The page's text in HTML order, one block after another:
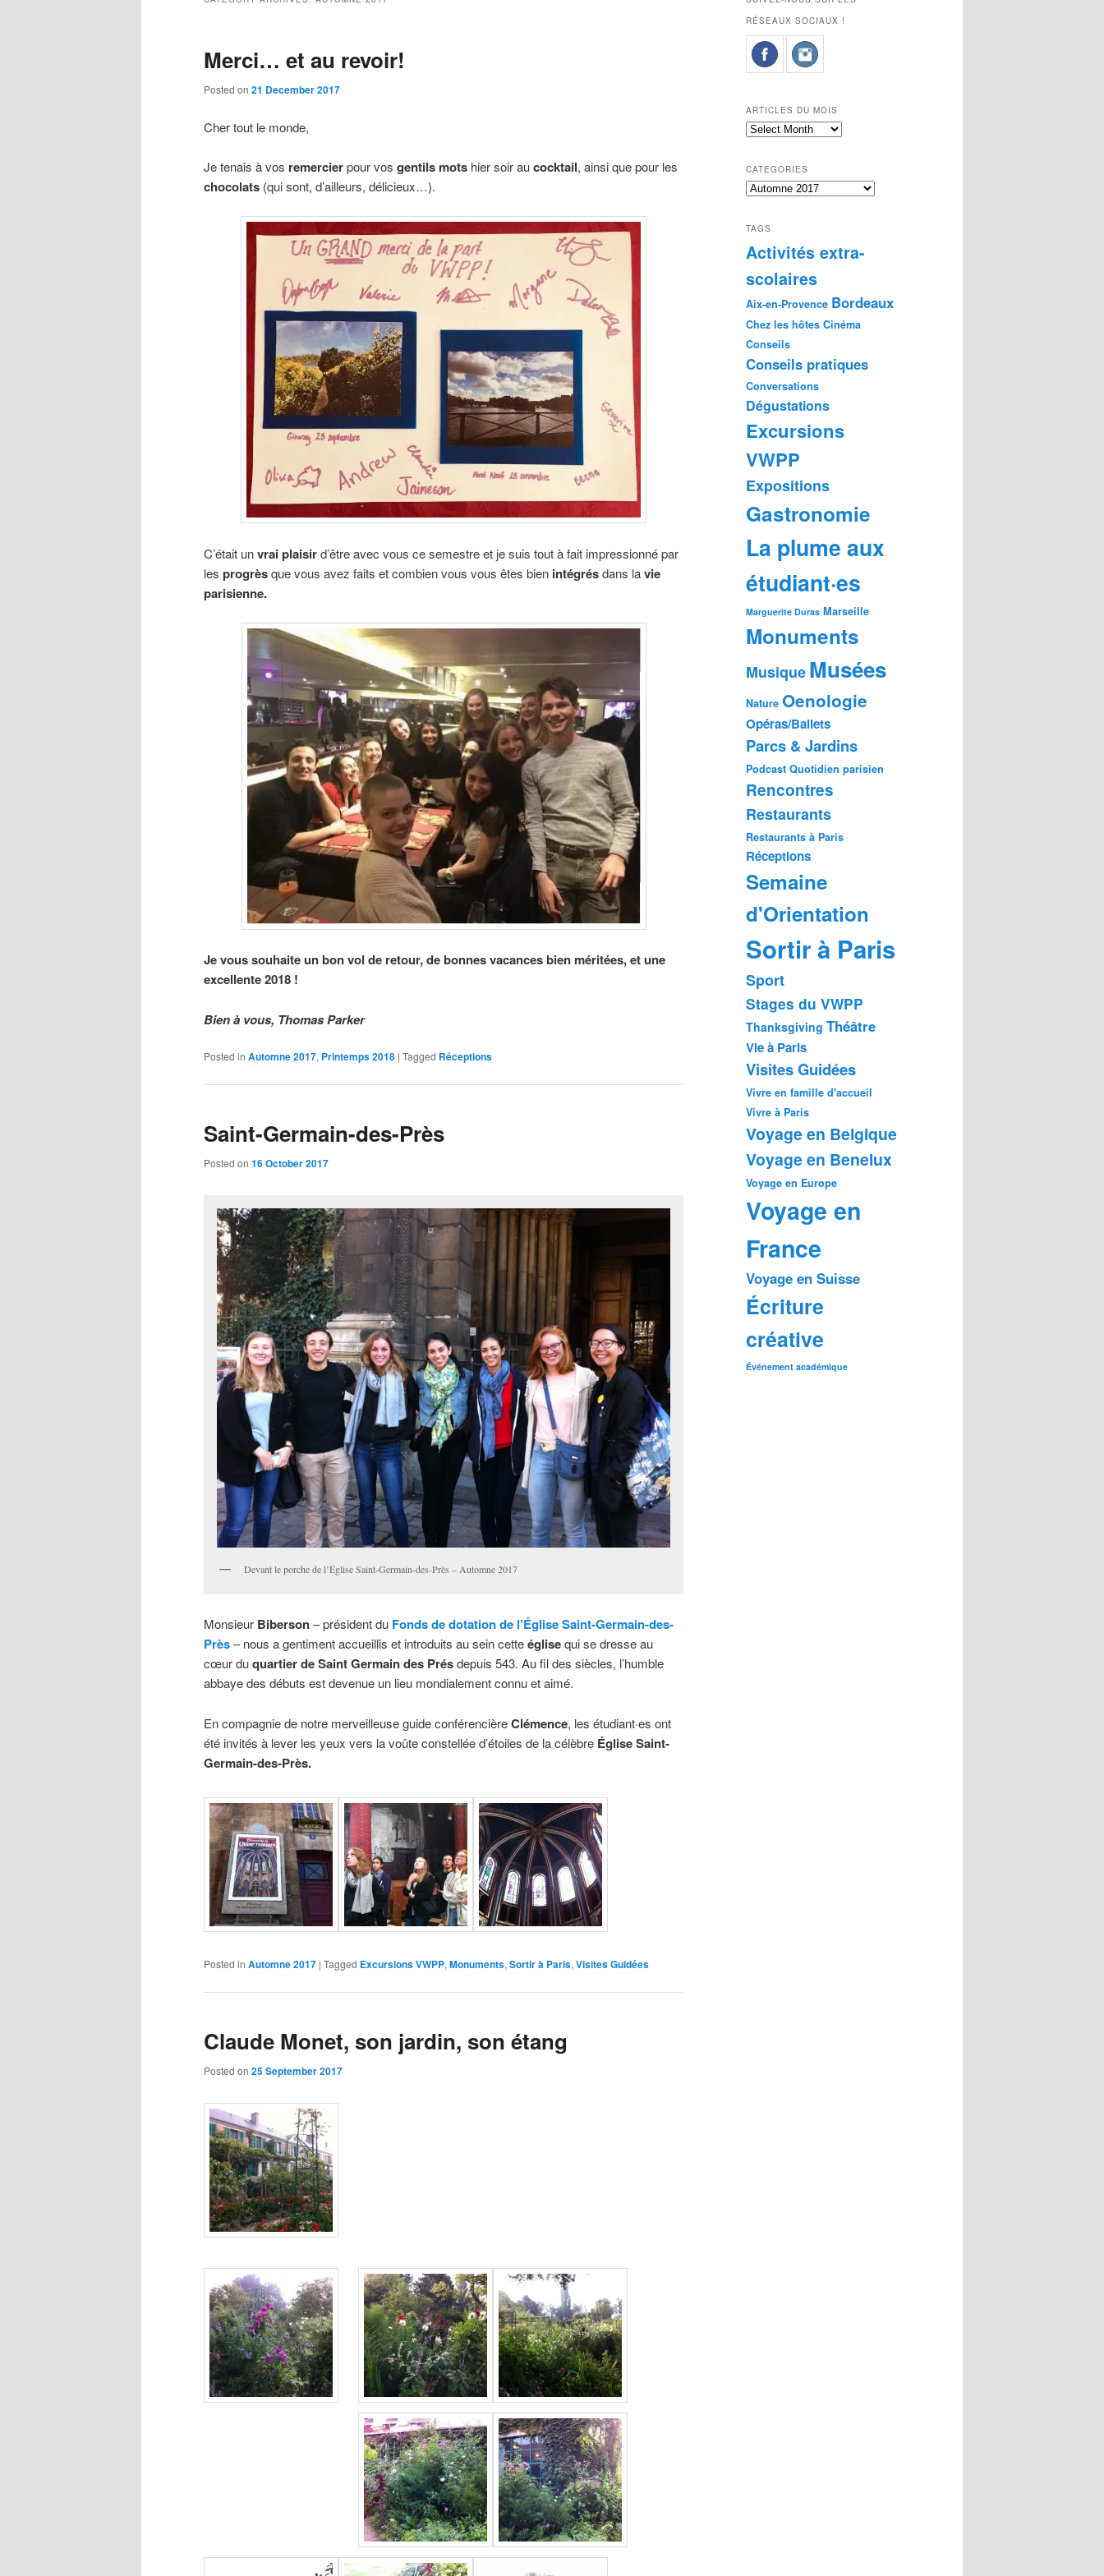
Merci… et au revoir!
Posted on 21 December 2017
Cher tout le monde,
Je tenais à vos remercierpour vos gentils mots hier soir aucocktail, ainsi que pour les
chocolats (qui sont, d’ailleurs, délicieux…).
C’était unvrai plaisird’être avec vous ce semestre et je suis tout à fait impressionné par
les progrèsque vous avez faits et combien vous vous êtes bien intégrésdans lavie
parisienne.
Je vous souhaite un bon vol de retour, de bonnes vacances bien méritées, et une
excellente 2018 !
Bien à vous, Thomas Parker
Posted in Automne 2017, Printemps 2018 | Tagged Réceptions
Saint-Germain-des-Près
Posted on 16 October 2017
Devant le porche de l’Église Saint-Germain-des-Près – Automne 2017
Monsieur Biberson– président du Fonds de dotation de l’Église Saint-Germain-des-
Près– nous a gentiment accueillis et introduits au sein cetteéglisequi se dresse au
cœur duquartier de Saint Germain des Présdepuis 543. Au fil des siècles, l’humble
abbaye des débuts est devenue un lieu mondialement connu et aimé.
En compagnie de notre merveilleuse guide conférencièreClémence, les étudiant·es ont
été invités à lever les yeux vers la voûte constellée d’étoiles de la célèbre Église Saint-
Germain-des-Près.
Posted in Automne 2017 | Tagged Excursions VWPP, Monuments, Sortir à Paris, Visites Guidées
Claude Monet, son jardin, son étang
Posted on 25 September 2017
RÉSEAUX SOCIAUX !
ARTICLES DU MOIS
Articles
CATEGORIES
Categories
TAGS
Activités extra-
scolaires
Aix-en-Provence Bordeaux
Chez les hôtes Cinéma
Conseils
Conseils pratiques
Conversations
Dégustations
Excursions
VWPP
Expositions
Gastronomie
La plume aux
étudiant·es
Marguerite Duras Marseille
Monuments
MusiqueMusées
Nature Oenologie
Opéras/Ballets
Parcs & Jardins
Podcast Quotidien parisien
Rencontres
Restaurants
Restaurants à Paris
Réceptions
Semaine
d'Orientation
Sortir à Paris
Sport
Stages du VWPP
Thanksgiving Théâtre
Vie à Paris
Visites Guidées
Vivre en famille d'accueil
Vivre à Paris
Voyage en Belgique
Voyage en Benelux
Voyage en Europe
Voyage en
France
Voyage en Suisse
Écriture
créative
Événement académique